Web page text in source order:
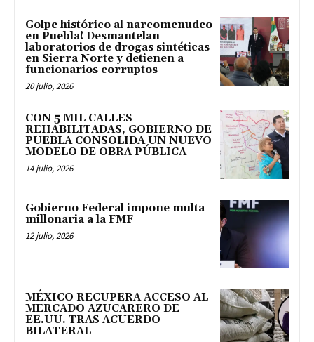
Golpe histórico al narcomenudeo
en Puebla! Desmantelan
laboratorios de drogas sintéticas
en Sierra Norte y detienen a
funcionarios corruptos
20 julio, 2026
CON 5 MIL CALLES
REHABILITADAS, GOBIERNO DE
PUEBLA CONSOLIDA UN NUEVO
MODELO DE OBRA PÚBLICA
14 julio, 2026
Gobierno Federal impone multa
millonaria a la FMF
12 julio, 2026
MÉXICO RECUPERA ACCESO AL
MERCADO AZUCARERO DE
EE.UU. TRAS ACUERDO
BILATERAL